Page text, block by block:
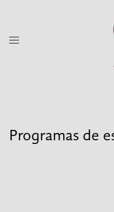
contenido
Programas de